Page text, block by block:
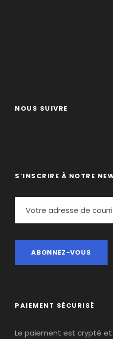
NOUS SUIVRE
S’INSCRIRE À NOTRE
PAIEMENT SÉCURISÉ
Le paiement est crypté